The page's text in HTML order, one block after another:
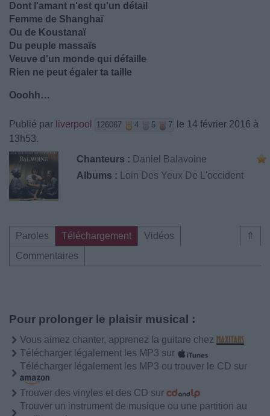
Dont l'amant n'est qu'un détail
Femme de Shanghaï
Ou de Koustanaï
Du peuple massaïs
Veuve d'un monde qui défaille
Rien ne peut égaler ta taille
Ooohh…
Publié par liverpool 126067 4 5 7
le 14 février 2016 à
13h53.
Chanteurs : Daniel Balavoine
Albums :
Loin Des Yeux De L'occident
⇑
Paroles Téléchargement
Vidéos
Commentaires
Pour prolonger le plaisir musical :
Vous aimez chanter, apprenez la guitare chez
Télécharger légalement les MP3 sur
Télécharger légalement les MP3 ou trouver le CD sur
Trouver des vinyles et des CD sur
Trouver un instrument de musique ou une partition au